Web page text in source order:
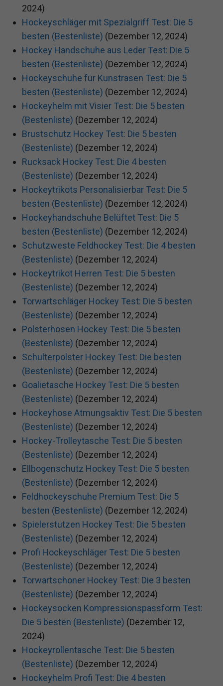
2024)
Hockeyschläger mit Spezialgriff Test: Die 5
besten (Bestenliste) (Dezember 12, 2024)
Hockey Handschuhe aus Leder Test: Die 5
besten (Bestenliste) (Dezember 12, 2024)
Hockeyschuhe für Kunstrasen Test: Die 5
besten (Bestenliste) (Dezember 12, 2024)
Hockeyhelm mit Visier Test: Die 5 besten
(Bestenliste) (Dezember 12, 2024)
Brustschutz Hockey Test: Die 5 besten
(Bestenliste) (Dezember 12, 2024)
Rucksack Hockey Test: Die 4 besten
(Bestenliste) (Dezember 12, 2024)
Hockeytrikots Personalisierbar Test: Die 5
besten (Bestenliste) (Dezember 12, 2024)
Hockeyhandschuhe Belüftet Test: Die 5
besten (Bestenliste) (Dezember 12, 2024)
Schutzweste Feldhockey Test: Die 4 besten
(Bestenliste) (Dezember 12, 2024)
Hockeytrikot Herren Test: Die 5 besten
(Bestenliste) (Dezember 12, 2024)
Torwartschläger Hockey Test: Die 5 besten
(Bestenliste) (Dezember 12, 2024)
Polsterhosen Hockey Test: Die 5 besten
(Bestenliste) (Dezember 12, 2024)
Schulterpolster Hockey Test: Die besten
(Bestenliste) (Dezember 12, 2024)
Goalietasche Hockey Test: Die 5 besten
(Bestenliste) (Dezember 12, 2024)
Hockeyhose Atmungsaktiv Test: Die 5 besten
(Bestenliste) (Dezember 12, 2024)
Hockey-Trolleytasche Test: Die 5 besten
(Bestenliste) (Dezember 12, 2024)
Ellbogenschutz Hockey Test: Die 5 besten
(Bestenliste) (Dezember 12, 2024)
Feldhockeyschuhe Premium Test: Die 5
besten (Bestenliste) (Dezember 12, 2024)
Spielerstutzen Hockey Test: Die 5 besten
(Bestenliste) (Dezember 12, 2024)
Profi Hockeyschläger Test: Die 5 besten
(Bestenliste) (Dezember 12, 2024)
Torwartschoner Hockey Test: Die 3 besten
(Bestenliste) (Dezember 12, 2024)
Hockeysocken Kompressionspassform Test:
Die 5 besten (Bestenliste) (Dezember 12,
2024)
Hockeyrollentasche Test: Die 5 besten
(Bestenliste) (Dezember 12, 2024)
Hockeyhelm Profi Test: Die 4 besten